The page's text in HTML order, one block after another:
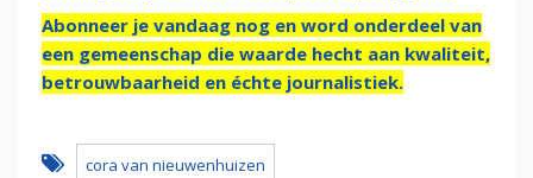
Abonneer je vandaag nog en word onderdeel van
een gemeenschap die waarde hecht aan kwaliteit,
betrouwbaarheid en échte journalistiek.
cora van nieuwenhuizen